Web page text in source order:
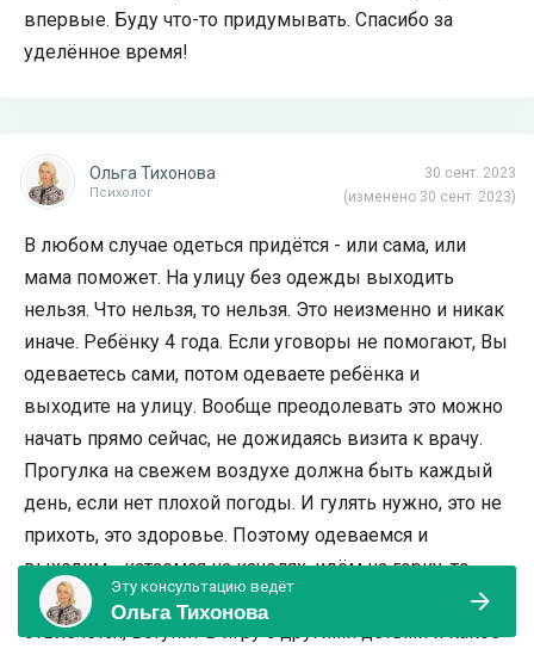
впервые. Буду что-то придумывать. Спасибо за
уделённое время!
30 сент. 2023
(изменено 30 сент. 2023)
Ольга Тихонова
Психолог
В любом случае одеться придётся - или сама, или
мама поможет. На улицу без одежды выходить
нельзя. Что нельзя, то нельзя. Это неизменно и никак
иначе. Ребёнку 4 года. Если уговоры не помогают, Вы
одеваетесь сами, потом одеваете ребёнка и
выходите на улицу. Вообще преодолевать это можно
начать прямо сейчас, не дожидаясь визита к врачу.
Прогулка на свежем воздухе должна быть каждый
день, если нет плохой погоды. И гулять нужно, это не
прихоть, это здоровье. Поэтому одеваемся и
выходим - катаемся на качелях, идём на горку, то
есть выполняем все то, что и раньше. Ребёнок
отвлечется, вступит в игру с другими детьми и какое-
Эту консультацию ведёт
Ольга Тихонова